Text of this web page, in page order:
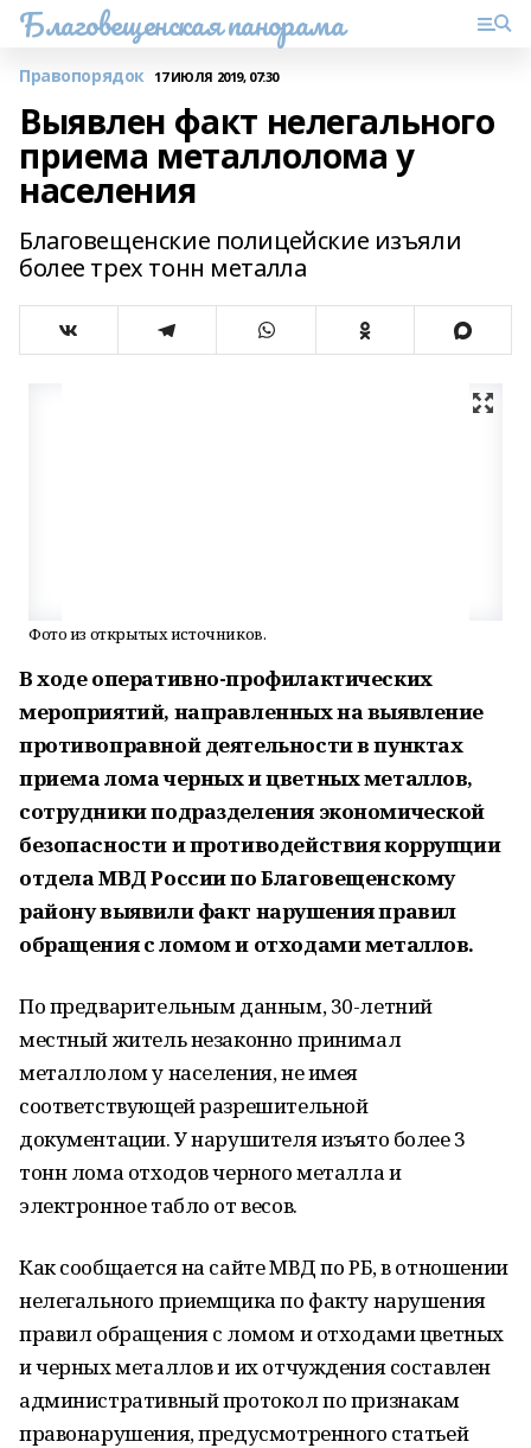
Благовещенская панорама
Правопорядок 17 ИЮЛЯ 2019, 07:30
Выявлен факт нелегального
приема металлолома у
населения
Благовещенские полицейские изъяли
более трех тонн металла
Фото из открытых источников.
В ходе оперативно-профилактических
мероприятий, направленных на выявление
противоправной деятельности в пунктах
приема лома черных и цветных металлов,
сотрудники подразделения экономической
безопасности и противодействия коррупции
отдела МВД России по Благовещенскому
району выявили факт нарушения правил
обращения с ломом и отходами металлов.
По предварительным данным, 30-летний
местный житель незаконно принимал
металлолом у населения, не имея
соответствующей разрешительной
документации. У нарушителя изъято более 3
тонн лома отходов черного металла и
электронное табло от весов.
Как сообщается на сайте МВД по РБ, в отношении
нелегального приемщика по факту нарушения
правил обращения с ломом и отходами цветных
и черных металлов и их отчуждения составлен
административный протокол по признакам
правонарушения, предусмотренного статьей